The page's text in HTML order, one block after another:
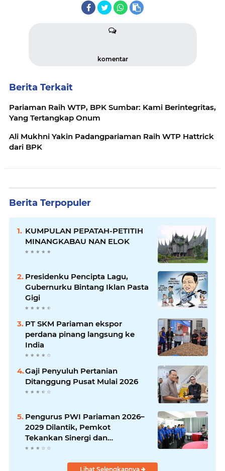
komentar
Berita Terkait
Pariaman Raih WTP, BPK Sumbar: Kami Berintegritas,
Yang Tertangkap Onum
Ali Mukhni Yakin Padangpariaman Raih WTP Hattrick
dari BPK
Berita Terpopuler
KUMPULAN PEPATAH-PETITIH
MINANGKABAU NAN ELOK
Presidenku Pencipta Lagu,
Gubernurku Bintang Iklan Pasta
Gigi
PT SKM Pariaman ekspor
perdana pinang langsung ke
India
Gaji Penyuluh Pertanian
Ditanggung Pusat Mulai 2026
Pengurus PWI Pariaman 2026–
2029 Dilantik, Pemkot
Tekankan Sinergi dan
Profesionalisme Pers
Lihat Selengkapnya